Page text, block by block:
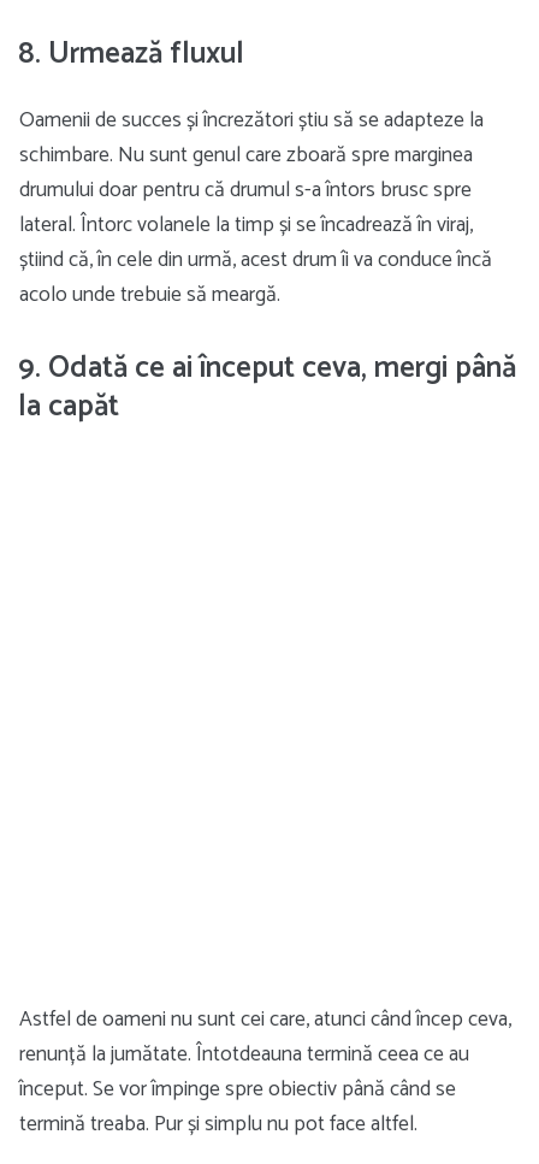
8. Urmează fluxul
Oamenii de succes și încrezători știu să se adapteze la
schimbare. Nu sunt genul care zboară spre marginea
drumului doar pentru că drumul s-a întors brusc spre
lateral. Întorc volanele la timp și se încadrează în viraj,
știind că, în cele din urmă, acest drum îi va conduce încă
acolo unde trebuie să meargă.
9. Odată ce ai început ceva, mergi până
la capăt
Astfel de oameni nu sunt cei care, atunci când încep ceva,
renunță la jumătate. Întotdeauna termină ceea ce au
început. Se vor împinge spre obiectiv până când se
termină treaba. Pur și simplu nu pot face altfel.